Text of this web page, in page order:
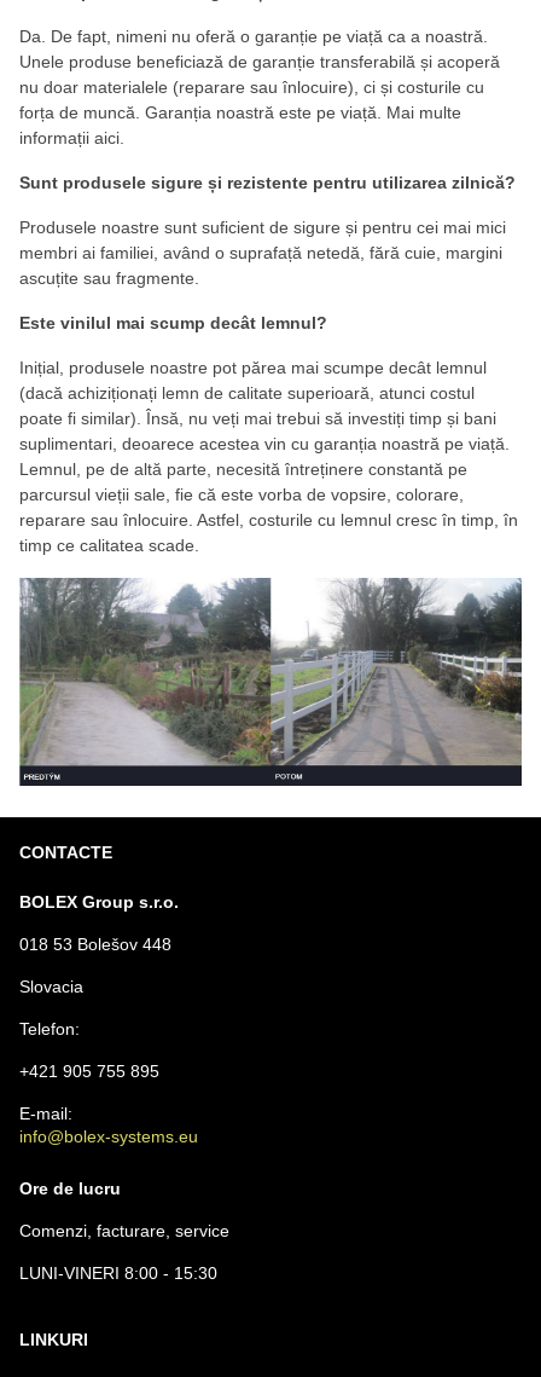
Da. De fapt, nimeni nu oferă o garanție pe viață ca a noastră.
Unele produse beneficiază de garanție transferabilă și acoperă
nu doar materialele (reparare sau înlocuire), ci și costurile cu
forța de muncă. Garanția noastră este pe viață. Mai multe
informații aici.
Sunt produsele sigure și rezistente pentru utilizarea zilnică?
Produsele noastre sunt suficient de sigure și pentru cei mai mici
membri ai familiei, având o suprafață netedă, fără cuie, margini
ascuțite sau fragmente.
Este vinilul mai scump decât lemnul?
Inițial, produsele noastre pot părea mai scumpe decât lemnul
(dacă achiziționați lemn de calitate superioară, atunci costul
poate fi similar). Însă, nu veți mai trebui să investiți timp și bani
suplimentari, deoarece acestea vin cu garanția noastră pe viață.
Lemnul, pe de altă parte, necesită întreținere constantă pe
parcursul vieții sale, fie că este vorba de vopsire, colorare,
reparare sau înlocuire. Astfel, costurile cu lemnul cresc în timp, în
timp ce calitatea scade.
CONTACTE
BOLEX Group s.r.o.
018 53 Bolešov 448
Slovacia
Telefon:
+421 905 755 895
E-mail:
info@bolex-systems.eu
Ore de lucru
Comenzi, facturare, service
LUNI-VINERI 8:00 - 15:30
LINKURI